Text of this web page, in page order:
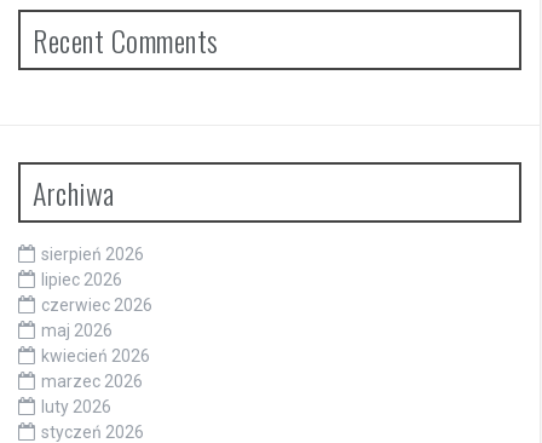
Recent Comments
Archiwa
sierpień 2026
lipiec 2026
czerwiec 2026
maj 2026
kwiecień 2026
marzec 2026
luty 2026
styczeń 2026